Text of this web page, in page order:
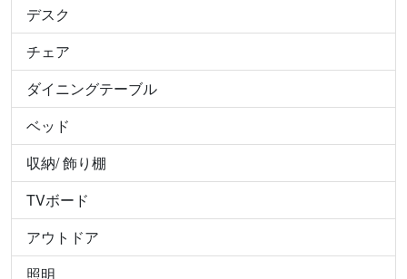
デスク
チェア
ダイニングテーブル
ベッド
収納/ 飾り棚
TVボード
アウトドア
照明